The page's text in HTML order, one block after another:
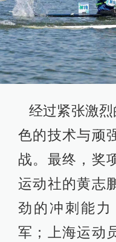
经过紧张激烈
色的技术与顽
战。最终，奖
运动社的黄志
劲的冲刺能
军；上海运动